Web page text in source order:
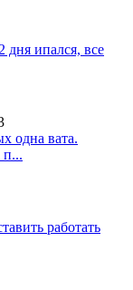
дня ипался, все
одна вата.
п...
работать